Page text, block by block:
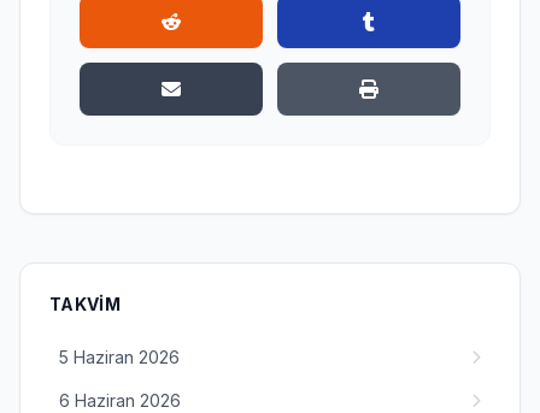
TAKVIM
5 Haziran 2026
6 Haziran 2026